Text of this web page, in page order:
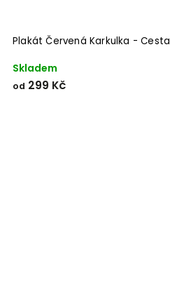
Plakát Červená Karkulka - Cesta
Skladem
od 299 Kč